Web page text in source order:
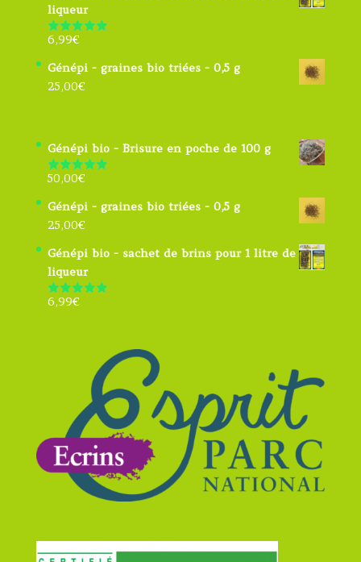
liqueur
Note4.91
6,99€
Génépi - graines bio triées - 0,5 g
25,00€
Génépi bio - Brisure en poche de 100 g
Note5.00
50,00€
Génépi - graines bio triées - 0,5 g
25,00€
Génépi bio - sachet de brins pour 1 litre de
liqueur
Note4.91
6,99€